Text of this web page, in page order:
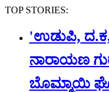
TOP STORIES:
'ಉಡುಪಿ, ದ.ಕ,
ನಾರಾಯಣ
ಬೊಮ್ಮಾಯಿ